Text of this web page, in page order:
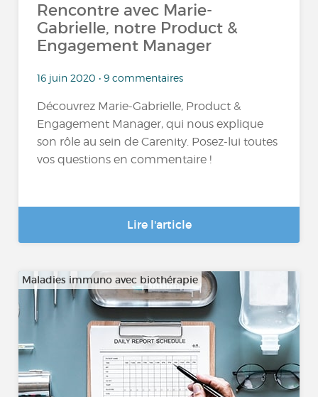
Rencontre avec Marie-
Gabrielle, notre Product &
Engagement Manager
16 juin 2020 • 9 commentaires
Découvrez Marie-Gabrielle, Product &
Engagement Manager, qui nous explique
son rôle au sein de Carenity. Posez-lui toutes
vos questions en commentaire !
Lire l'article
Maladies immuno avec biothérapie